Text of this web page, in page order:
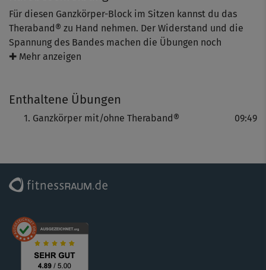
Für diesen Ganzkörper-Block im Sitzen kannst du das
Theraband® zu Hand nehmen. Der Widerstand und die
Spannung des Bandes machen die Übungen noch
effektiver - ohne geht es aber, gerade als Einsteiger,
Tipp: Du kannst das Workout in normaler Alltagskleidung
oder im lockeren Bürooutfit durchführen.
✚ Mehr anzeigen
Enthaltene Übungen
Ganzkörper mit/ohne Theraband® 09:49